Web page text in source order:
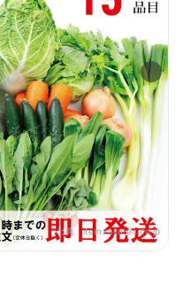
出典：item.rakuten.co.jp